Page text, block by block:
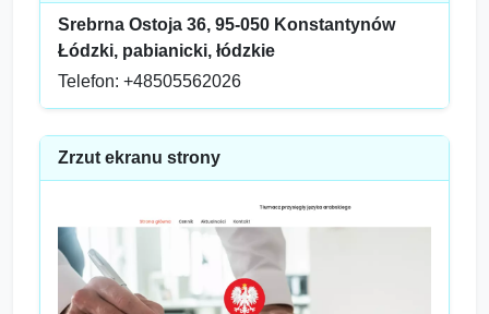
Srebrna Ostoja 36, 95-050 Konstantynów
Łódzki, pabianicki, łódzkie
Telefon: +48505562026
Zrzut ekranu strony